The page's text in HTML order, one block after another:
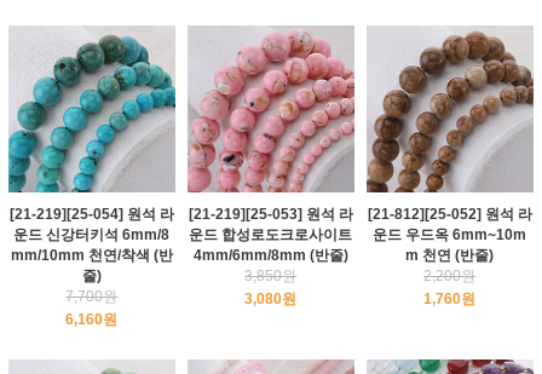
[21-219][25-054] 원석 라
운드 신강터키석 6mm/8
mm/10mm 천연/착색 (반
줄)
7,700원
6,160원
[21-219][25-053] 원석 라
운드 합성로도크로사이트
4mm/6mm/8mm (반줄)
3,850원
3,080원
[21-812][25-052] 원석 라
운드 우드옥 6mm~10m
m 천연 (반줄)
2,200원
1,760원